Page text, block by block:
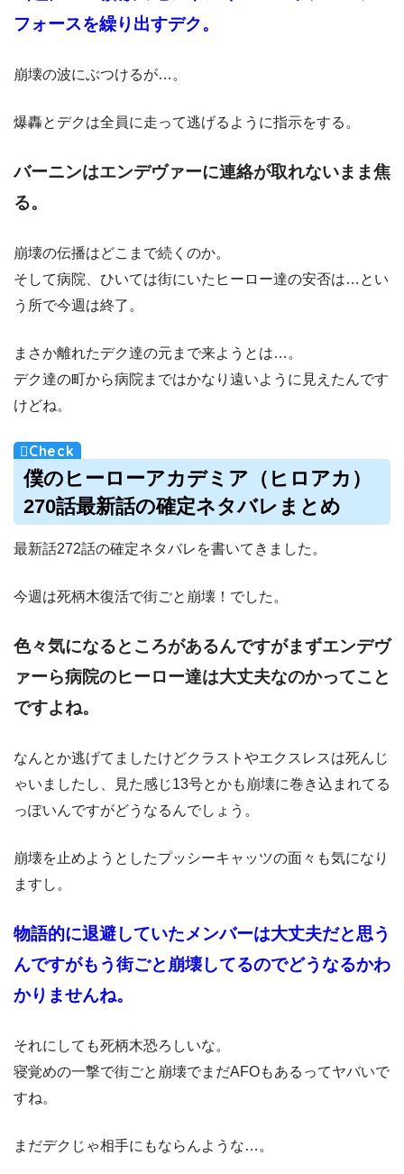
フォースを繰り出すデク。
崩壊の波にぶつけるが…。
爆轟とデクは全員に走って逃げるように指示をする。
バーニンはエンデヴァーに連絡が取れないまま焦
る。
崩壊の伝播はどこまで続くのか。
そして病院、ひいては街にいたヒーロー達の安否は…とい
う所で今週は終了。
まさか離れたデク達の元まで来ようとは…。
デク達の町から病院まではかなり遠いように見えたんです
けどね。
僕のヒーローアカデミア（ヒロアカ）
270話最新話の確定ネタバレまとめ
最新話272話の確定ネタバレを書いてきました。
今週は死柄木復活で街ごと崩壊！でした。
色々気になるところがあるんですがまずエンデヴ
ァーら病院のヒーロー達は大丈夫なのかってこと
ですよね。
なんとか逃げてましたけどクラストやエクスレスは死んじ
ゃいましたし、見た感じ13号とかも崩壊に巻き込まれてる
っぽいんですがどうなるんでしょう。
崩壊を止めようとしたプッシーキャッツの面々も気になり
ますし。
物語的に退避していたメンバーは大丈夫だと思う
んですがもう街ごと崩壊してるのでどうなるかわ
かりませんね。
それにしても死柄木恐ろしいな。
寝覚めの一撃で街ごと崩壊でまだAFOもあるってヤバいで
すね。
まだデクじゃ相手にもならんような…。